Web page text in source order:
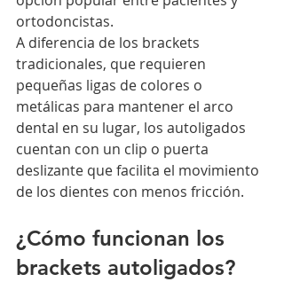
ortodoncistas.
A diferencia de los brackets
tradicionales, que requieren
pequeñas ligas de colores o
metálicas para mantener el arco
dental en su lugar, los autoligados
cuentan con un clip o puerta
deslizante que facilita el movimiento
de los dientes con menos fricción.
¿Cómo funcionan los
brackets autoligados?